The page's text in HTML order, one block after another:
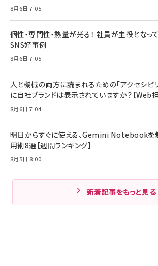
8月6日 7:05
個性・専門性・熱量が光る！ 社員が主役となっ
SNS好事例
8月6日 7:05
人と機械の両方に読まれるための「アクセシビ
に自社ブランドは表示されていますか？【Web
8月6日 7:04
明日からすぐに使える、Gemini Notebookを
用術8選【週間ランキング】
8月5日 8:00
新着記事をもっと見る